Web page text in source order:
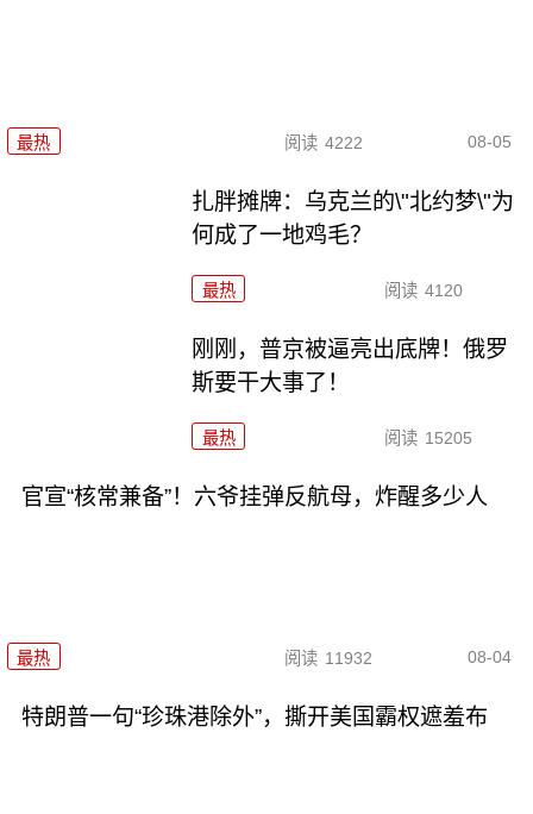
最热 阅读 4222 08-05
扎胖摊牌：乌克兰的\"北约梦\"为
何成了一地鸡毛？
最热 阅读 4120
刚刚，普京被逼亮出底牌！俄罗
斯要干大事了！
最热 阅读 15205
官宣“核常兼备”！六爷挂弹反航母，炸醒多少人
最热 阅读 11932 08-04
特朗普一句“珍珠港除外”，撕开美国霸权遮羞布